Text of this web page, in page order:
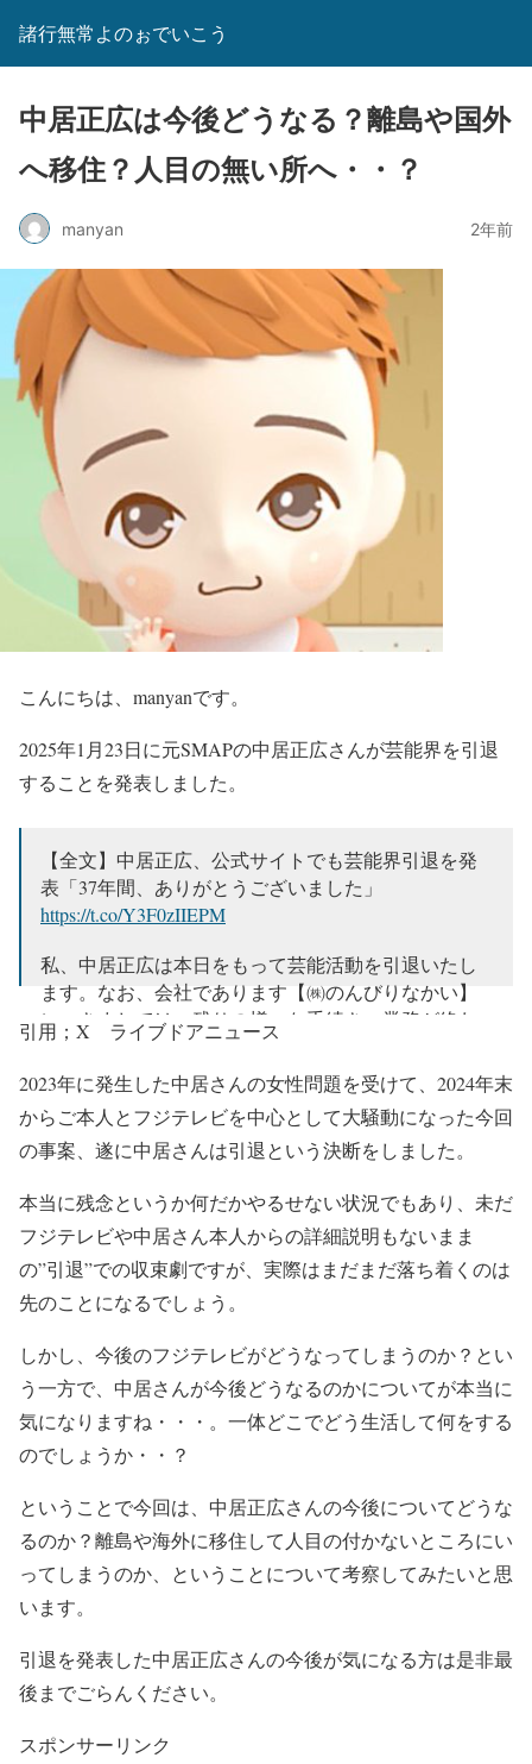
諸行無常よのぉでいこう
中居正広は今後どうなる？離島や国外
へ移住？人目の無い所へ・・？
manyan 2年前
こんにちは、manyanです。
2025年1月23日に元SMAPの中居正広さんが芸能界を引退
することを発表しました。
【全文】中居正広、公式サイトでも芸能界引退を発
表「37年間、ありがとうございました」
https://t.co/Y3F0zIIEPM
私、中居正広は本日をもって芸能活動を引退いたし
ます。なお、会社であります【㈱のんびりなかい】
につきましては、残りの様々な手続き、業務が終わ
り次第、廃業することと致します。…
pic.twitter.com/XKE2k1zEzj
— ライブドアニュース (@livedoornews)January 23,
2025
引用；X ライブドアニュース
2023年に発生した中居さんの女性問題を受けて、 2024年末
からご本人とフジテレビを中心として大騒動になった今回
の事案、 遂に中居さんは引退という決断をしました。
本当に残念というか何だかやるせない状況でもあり、未だ
フジテレビや中居さん本人からの詳細説明もないまま
の”引退”での収束劇ですが、実際はまだまだ落ち着くのは
先のことになるでしょう。
しかし、今後のフジテレビがどうなってしまうのか？とい
う一方で、 中居さんが今後どうなるのかについてが本当に
気になりますね・・・。一体どこでどう生活して何をする
のでしょうか・・？
ということで今回は、 中居正広さんの今後についてどうな
るのか？離島や海外に移住して 人目の付かないところにい
ってしまうのか、ということについて考察してみたいと思
います。
引退を発表した中居正広さんの今後が気になる方は是非最
後までごらんください。
スポンサーリンク